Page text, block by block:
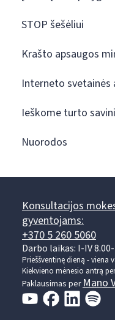
STOP šešėliui
Krašto apsaugos
Interneto
Ieškome turto
Nuorodos
Konsultacijos
gyventojams:
+370 5 260 5060
Darbo laikas: I-IV
Prieššventinę dieną - viena
Kiekvieno mėnesio antrą
Paklausimas perMano